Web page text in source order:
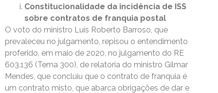
Constitucionalidade da incidência de ISS
sobre contratos de franquia postal
O voto do ministro Luís Roberto Barroso, que
prevaleceu no julgamento, repisou o entendimento
proferido, em maio de 2020, no julgamento do RE
603.136 (Tema 300), de relatoria do ministro Gilmar
Mendes, que concluiu que o contrato de franquia é
um contrato misto, que abarca obrigações de dar e